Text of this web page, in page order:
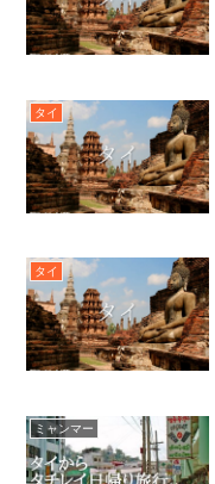
タイ
タイ
ミャンマー